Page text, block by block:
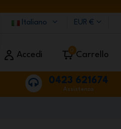
Italiano EUR €
Accedi 0 Carrello
0423 621674
Assistenza